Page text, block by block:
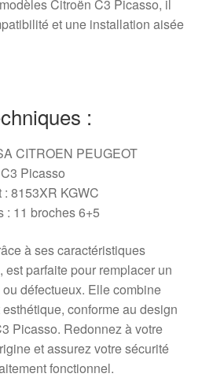
Citroën C3 Picasso, il
et une installation aisée
:
CITROEN PEUGEOT
Picasso
8153XR KGWC
: 11 broches 6+5
à ses caractéristiques
parfaite pour remplacer un
défectueux. Elle combine
conforme au design
Picasso. Redonnez à votre
et assurez votre sécurité
fonctionnel.